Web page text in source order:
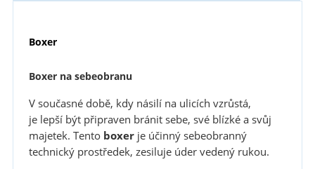
Boxer
Boxer na sebeobranu
V současné době, kdy násilí na ulicích vzrůstá,
je lepší být připraven bránit sebe, své blízké a svůj
majetek. Tento boxerje účinný sebeobranný
technický prostředek, zesiluje úder vedený rukou.